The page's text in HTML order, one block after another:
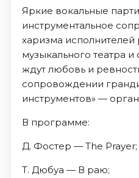
Яркие вокальные
инструментальное
харизма
музыкального театра
ждут любовь и
сопровождении
инструментов» —
В программе:
Д. Фостер — The Prayer;
Т. Дюбуа — В раю;